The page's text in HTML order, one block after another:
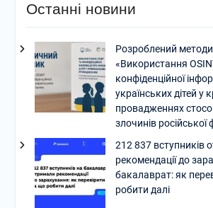
Останні новини
Розроблений
«Використання
конфіденційної
українських дітей у
провадженнях
злочинів російської
212 837 вступників
рекомендації до
бакалаврат: як
робити далі